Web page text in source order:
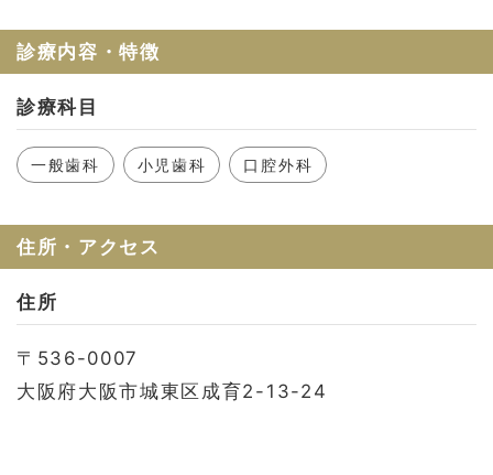
セルフチェック
診療内容・特徴
診療科目
一般歯科 小児歯科 口腔外科
住所・アクセス
住所
〒536-0007
大阪府大阪市城東区成育2-13-24